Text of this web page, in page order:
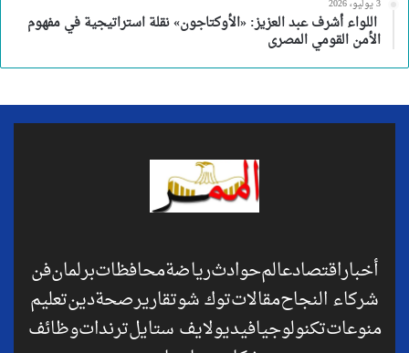
3 يوليو، 2026
اللواء أشرف عبد العزيز: «الأوكتاجون» نقلة استراتيجية في مفهوم
الأمن القومي المصرى
أخباراقتصادعالمحوادثرياضةمحافظاتبرلمانفن
شركاء النجاحمقالاتتوك شوتقاريرصحةدينتعليم
منوعاتتكنولوجيافيديولايف ستايلترنداتوظائف